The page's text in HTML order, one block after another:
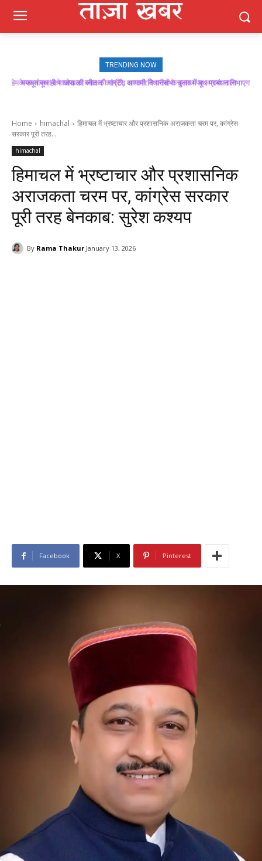
TRENDING NOW
मजबूत बूथ ही भाजपा की जीत की गारंटी, आगामी विधानसभा चुनाव में बूथ प्रबंधन निभाएगा
Home himachal
हिमाचल में भ्रष्टाचार और प्रशासनिक अराजकता चरम पर, कांग्रेस
सरकार पूरी तरह...
himachal
हिमाचल में भ्रष्टाचार और प्रशासनिक
अराजकता चरम पर, कांग्रेस सरकार
पूरी तरह बेनकाब: सुरेश कश्यप
By Rama Thakur January 13, 2026
Facebook X Pinterest